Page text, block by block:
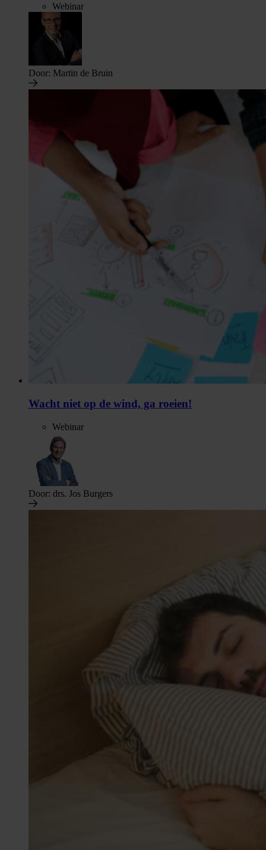
Webinar
Door: Martin de Bruin
Wacht niet op de wind, ga roeien!
Webinar
Door: drs. Jos Burgers